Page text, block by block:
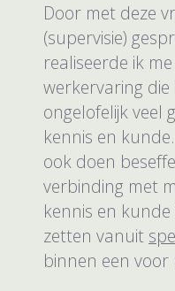
Door met deze
(supervisie)
realiseerde ik
werkervaring
ongelofelijk veel
kennis en
ook doen
verbinding met
kennis en
zetten vanuit
binnen een voor